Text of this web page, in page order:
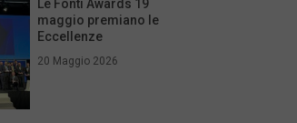
Le Fonti Awards 19
maggio premiano le
Eccellenze
20 Maggio 2026